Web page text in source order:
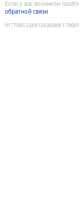
Если у вас возникли
обратной связи
9177065228413436389: